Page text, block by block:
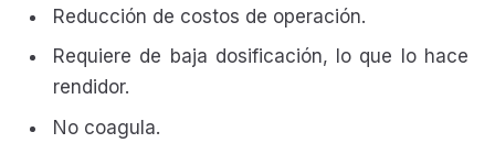
Reducción de costos de operación.
Requiere de baja dosificación, lo que lo hace
rendidor.
No coagula.